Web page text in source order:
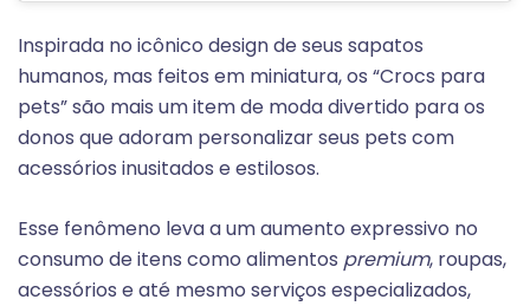
Inspirada no icônico design de seus sapatos
humanos, mas feitos em miniatura, os “Crocs para
pets” são mais um item de moda divertido para os
donos que adoram personalizar seus pets com
acessórios inusitados e estilosos.
Esse fenômeno leva a um aumento expressivo no
consumo de itens como alimentos premium, roupas,
acessórios e até mesmo serviços especializados,